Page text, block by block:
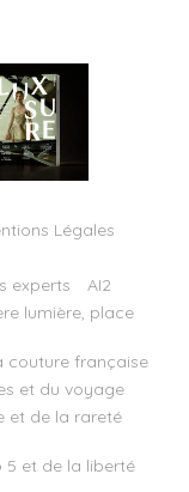
Légales
experts
AI2
lumière, place
couture française
et du voyage
et de la rareté
5 et de la liberté